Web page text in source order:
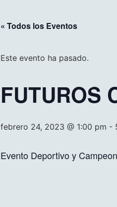
« Todos los Eventos
Este evento ha pasado.
FUTUROS
febrero 24, 2023 @ 1:00 pm -
Evento Deportivo y